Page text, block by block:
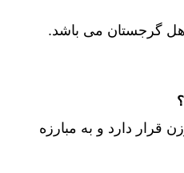
گرجستان می باشد.
قرار دارد و به مبارزه